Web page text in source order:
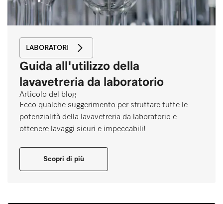
LABORATORI
Guida all'utilizzo della
lavavetreria da laboratorio
Articolo del blog
Ecco qualche suggerimento per sfruttare tutte le
potenzialità della lavavetreria da laboratorio e
ottenere lavaggi sicuri e impeccabili!
Scopri di più